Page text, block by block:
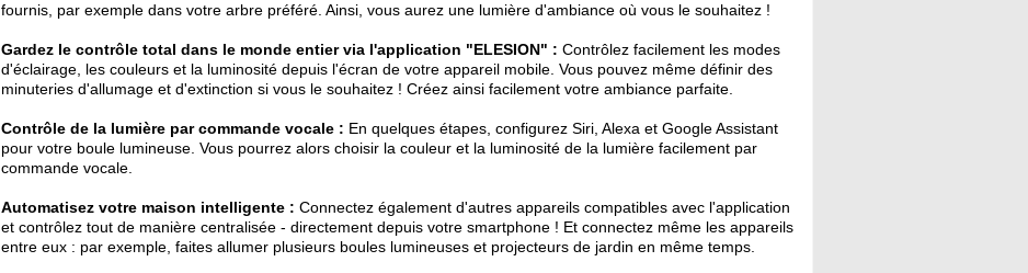
fournis, par exemple dans votre arbre préféré. Ainsi, vous aurez une lumière d'ambiance où vous le souhaitez !
Gardez le contrôle total dans le monde entier via l'application "ELESION" : Contrôlez facilement les modes
d'éclairage, les couleurs et la luminosité depuis l'écran de votre appareil mobile. Vous pouvez même définir des
minuteries d'allumage et d'extinction si vous le souhaitez ! Créez ainsi facilement votre ambiance parfaite.
Contrôle de la lumière par commande vocale : En quelques étapes, configurez Siri, Alexa et Google Assistant
pour votre boule lumineuse. Vous pourrez alors choisir la couleur et la luminosité de la lumière facilement par
commande vocale.
Automatisez votre maison intelligente : Connectez également d'autres appareils compatibles avec l'application
et contrôlez tout de manière centralisée - directement depuis votre smartphone ! Et connectez même les appareils
entre eux : par exemple, faites allumer plusieurs boules lumineuses et projecteurs de jardin en même temps.